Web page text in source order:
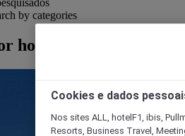
by categories
hotéis
Cookies e dados
Nos sites ALL, hotelF1, ibis,
Resorts, Business Travel,